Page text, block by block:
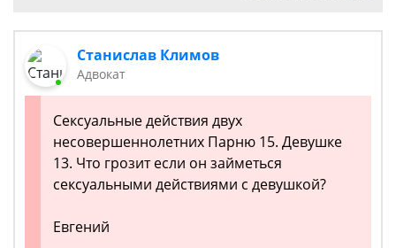
Станислав Климов
Адвокат
Сексуальные действия двух
несовершеннолетних Парню 15. Девушке
13. Что грозит если он займеться
сексуальными действиями с девушкой?
Евгений